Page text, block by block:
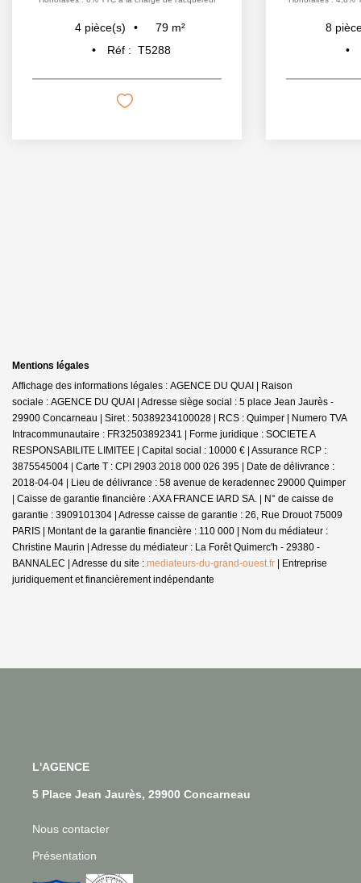
4 pièce(s) 79 m²
Réf : T5288
8
Mentions légales
Affichage des informations légales : AGENCE DU QUAI | Raison
sociale : AGENCE DU QUAI | Adresse siège social : 5 place Jean Jaurès -
29900 Concarneau | Siret : 50389234100028 | RCS : Quimper | Numero TVA
Intracommunautaire : FR32503892341 | Forme juridique : SOCIETE A
RESPONSABILITE LIMITEE | Capital social : 10000 € | Assurance RCP :
3875545004 | Carte T : CPI 2903 2018 000 026 395 | Date de délivrance :
2018-04-04 | Lieu de délivrance : 58 avenue de keradennec 29000 Quimper
| Caisse de garantie financière : AXA FRANCE IARD SA. | N° de caisse de
garantie : 3909101304 | Adresse caisse de garantie : 26, Rue Drouot 75009
PARIS | Montant de la garantie financière : 110 000 | Nom du médiateur :
Christine Maurin | Adresse du médiateur : La Forêt Quimerc'h - 29380 -
BANNALEC | Adresse du site : mediateurs-du-grand-ouest.fr | Entreprise
juridiquement et financièrement indépendante
L'AGENCE
5 Place Jean Jaurès, 29900 Concarneau
Nous contacter
Présentation